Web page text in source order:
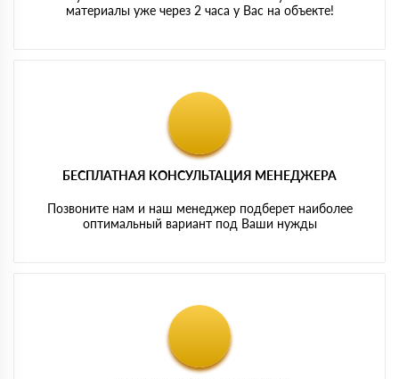
материалы уже через 2 часа у Вас на объекте!
БЕСПЛАТНАЯ КОНСУЛЬТАЦИЯ МЕНЕДЖЕРА
Позвоните нам и наш менеджер подберет наиболее
оптимальный вариант под Ваши нужды